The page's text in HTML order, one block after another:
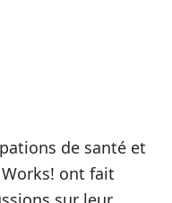
de santé et
ont fait